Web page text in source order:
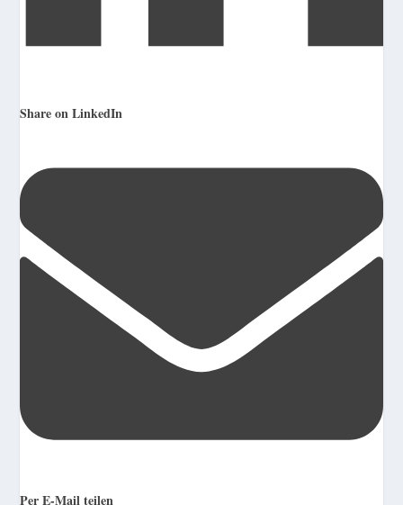
Share on LinkedIn
Per E-Mail teilen